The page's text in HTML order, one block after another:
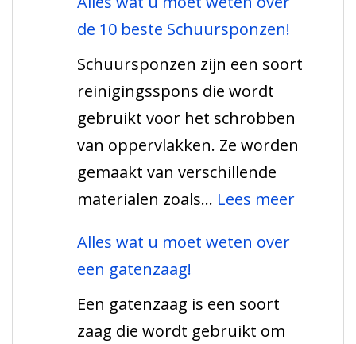
soorten
ponsen
die
iedere
klusjesman
moet
kennen
de 10 beste Schuursponzen!
Schuursponzen zijn een soort
reinigingsspons die wordt
gebruikt voor het schrobben
van oppervlakken. Ze worden
gemaakt van verschillende
materialen zoals… Lees meer:
Alles wat u moet weten over
een gatenzaag!
Een gatenzaag is een soort
zaag die wordt gebruikt om